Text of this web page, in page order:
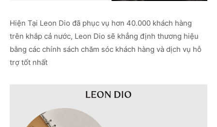
Hiện Tại Leon Dio đã phục vụ hơn 40.000 khách hàng
trên khắp cả nước, Leon Dio sẽ khẳng định thương hiệu
bằng các chính sách chăm sóc khách hàng và dịch vụ hỗ
trợ tốt nhất